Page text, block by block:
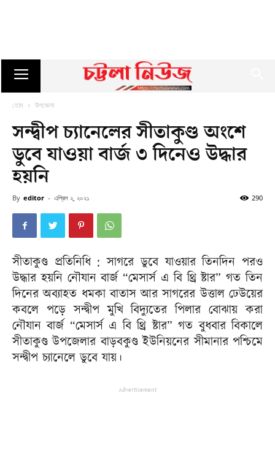
হোম উপজেলা
সন্দ্বীপ চ্যানেলের সীতাকুণ্ড অংশে
ডুবে যাওয়া বার্জ ৩ দিনেও উদ্ধার
হয়নি
By editor - এপ্রিল ২, ২০২১ 290
সীতাকুণ্ড প্রতিনিধি : সাগরে ডুবে যাওয়ার তিনদিন পরও
উদ্ধার হয়নি নৌযান বার্জ “মেসার্স এ বি থ্রি ষ্টার” গত তিন
দিনের অব্যাহত ধমকা বাতাস আর সাগরের উত্তাল ঢেউয়ের
কবলে পড়ে সন্দ্বীপ মুখি বিদ্যুতের পিলার বোঝায় করা
নৌযান বার্জ “মেসার্স এ বি থ্রি ষ্টার” গত বুধবার বিকালে
সীতাকুণ্ড উপজেলার বাড়বকুণ্ড ইউনিয়নের সীমানার পশ্চিমে
সন্দ্বীপ চ্যানেলে ডুবে যায়।
Advertisement